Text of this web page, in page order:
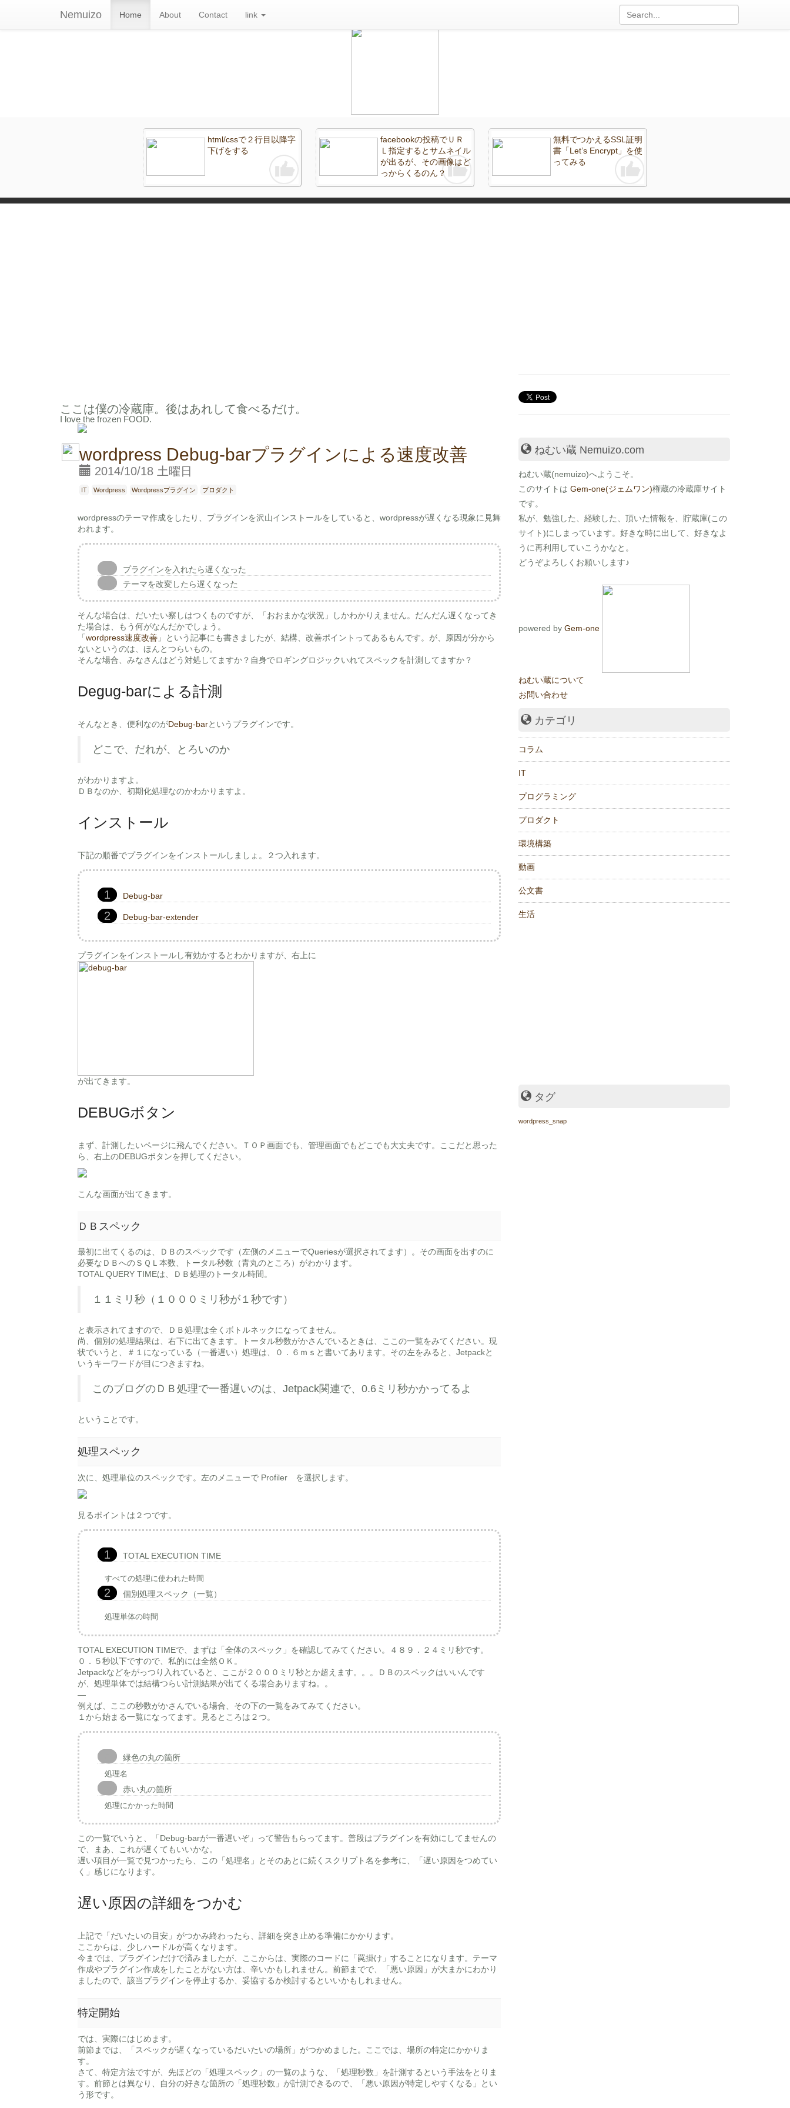
Nemuizo Home About Contact link
html/cssで２行目以降字
下げをする
facebookの投稿でＵＲ
Ｌ指定するとサムネイル
が出るが、その画像はど
っからくるのん？
無料でつかえるSSL証明
書「Let’s Encrypt」を使
ってみる
ここは僕の冷蔵庫。 後はあれして食べるだけ。
I love the frozen FOOD.
wordpress Debug-barプラグインによる速度改善
2014/10/18 土曜日
IT Wordpress Wordpressプラグイン プロダクト
wordpressのテーマ作成をしたり、プラグインを沢山インストールをしていると、wordpressが遅くなる現象に見舞
われます。
プラグインを入れたら遅くなった
テーマを改変したら遅くなった
そんな場合は、だいたい察しはつくものですが、「おおまかな状況」しかわかりえません。だんだん遅くなってき
た場合は、もう何がなんだかでしょう。
「 wordpress速度改善 」という記事にも書きましたが、結構、改善ポイントってあるもんです。が、原因が分から
ないというのは、ほんとつらいもの。
そんな場合、みなさんはどう対処してますか？自身でロギングロジックいれてスペックを計測してますか？
Degug-barによる計測
そんなとき、便利なのがDebug-barというプラグインです。
どこで、だれが、とろいのか
がわかりますよ。
ＤＢなのか、初期化処理なのかわかりますよ。
インストール
下記の順番でプラグインをインストールしましょ。２つ入れます。
Debug-bar
Debug-bar-extender
プラグインをインストールし有効かするとわかりますが、右上に
が出てきます。
DEBUGボタン
まず、計測したいページに飛んでください。ＴＯＰ画面でも、管理画面でもどこでも大丈夫です。ここだと思った
ら、右上のDEBUGボタンを押してください。
こんな画面が出てきます。
ＤＢスペック
最初に出てくるのは、ＤＢのスペックです（左側のメニューでQueriesが選択されてます）。その画面を出すのに
必要なＤＢへのＳＱＬ本数、トータル秒数（青丸のところ）がわかります。
TOTAL QUERY TIMEは、ＤＢ処理のトータル時間。
１１ミリ秒（１０００ミリ秒が１秒です）
と表示されてますので、ＤＢ処理は全くボトルネックになってません。
尚、個別の処理結果は、右下に出てきます。トータル秒数がかさんでいるときは、ここの一覧をみてください。現
状でいうと、＃１になっている（一番遅い）処理は、０．６ｍｓと書いてあります。その左をみると、Jetpackと
いうキーワードが目につきますね。
このブログのＤＢ処理で一番遅いのは、Jetpack関連で、0.6ミリ秒かかってるよ
ということです。
処理スペック
次に、処理単位のスペックです。左のメニューで Profiler を選択します。
見るポイントは２つです。
TOTAL EXECUTION TIME
すべての処理に使われた時間
個別処理スペック（一覧）
処理単体の時間
TOTAL EXECUTION TIMEで、まずは「全体のスペック」を確認してみてください。４８９．２４ミリ秒です。
０．５秒以下ですので、私的には全然ＯＫ。
Jetpackなどをがっつり入れていると、ここが２０００ミリ秒とか超えます。。。ＤＢのスペックはいいんです
が、処理単体では結構つらい計測結果が出てくる場合ありますね。。
—
例えば、ここの秒数がかさんでいる場合、その下の一覧をみてみてください。
１から始まる一覧になってます。見るところは２つ。
緑色の丸の箇所
処理名
赤い丸の箇所
処理にかかった時間
この一覧でいうと、「Debug-barが一番遅いぞ」って警告もらってます。普段はプラグインを有効にしてませんの
で、まあ、これが遅くてもいいかな。
遅い項目が一覧で見つかったら、この「処理名」とそのあとに続くスクリプト名を参考に、「遅い原因をつめてい
く」感じになります。
遅い原因の詳細をつかむ
上記で「だいたいの目安」がつかみ終わったら、詳細を突き止める準備にかかります。
ここからは、少しハードルが高くなります。
今までは、プラグインだけで済みましたが、ここからは、実際のコードに「罠掛け」することになります。テーマ
作成やプラグイン作成をしたことがない方は、辛いかもしれません。前節までで、「悪い原因」が大まかにわかり
ましたので、該当プラグインを停止するか、妥協するか検討するといいかもしれません。
特定開始
では、実際にはじめます。
前節までは、「スペックが遅くなっているだいたいの場所」がつかめました。ここでは、場所の特定にかかりま
す。
さて、特定方法ですが、先ほどの「処理スペック」の一覧のような、「処理秒数」を計測するという手法をとりま
す。前節とは異なり、自分の好きな箇所の「処理秒数」が計測できるので、「悪い原因が特定しやすくなる」とい
う形です。
ねむい蔵 Nemuizo.com
ねむい蔵(nemuizo)へようこそ。
このサイトは Gem-one(ジェムワン)権蔵の冷蔵庫サイト
です。
私が、勉強した、経験した、頂いた情報を、貯蔵庫(この
サイト)にしまっています。好きな時に出して、好きなよ
うに再利用していこうかなと。
どうぞよろしくお願いします♪
powered by Gem-one
ねむい蔵について
お問い合わせ
カテゴリ
コラム
IT
プログラミング
プロダクト
環境構築
動画
公文書
生活
タグ
wordpress_snap